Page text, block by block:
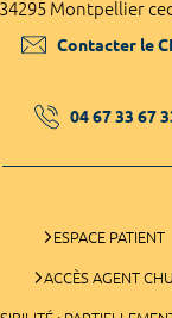
34295 Montpellier
Contacter le
04 67 33 67
ESPACE PATIENT
ACCÈS AGENT CHU